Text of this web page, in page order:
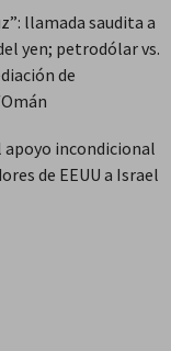
llamada saudita a
yen; petrodólar vs.
de
apoyo incondicional
de EEUU a Israel